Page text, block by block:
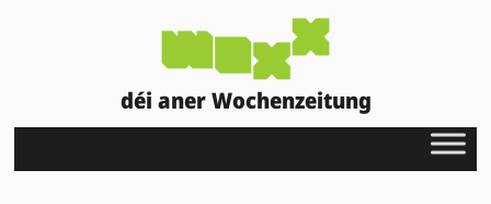
déi aner Wochenzeitung